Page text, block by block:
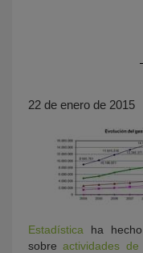
22 de enero de 2015
Estadística ha
sobreactividades